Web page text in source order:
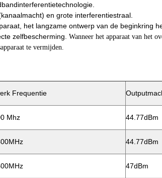
en grote interferentiestraal.
het langzame ontwerp van de beginkring
zelfbescherming.
Wanneer het apparaat van het
te vermijden.
Frequentie
Mhz 44.77dBm
44.77dBm
47dBm